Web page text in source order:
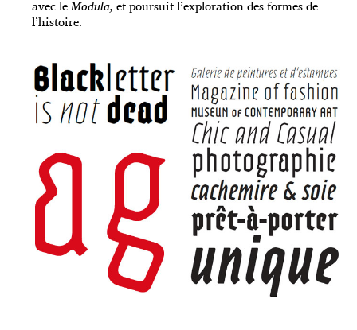
avec leModula, et poursuit l’exploration des formes de
l’histoire.